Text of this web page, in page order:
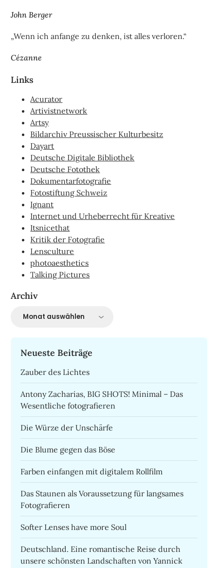
John Berger
„Wenn ich anfange zu denken, ist alles verloren.“
Cézanne
Links
Acurator
Artivistnetwork
Artsy
Bildarchiv Preussischer Kulturbesitz
Dayart
Deutsche Digitale Bibliothek
Deutsche Fotothek
Dokumentarfotografie
Fotostiftung Schweiz
Ignant
Internet und Urheberrecht für Kreative
Itsnicethat
Kritik der Fotografie
Lensculture
photoaesthetics
Talking Pictures
Archiv
Archiv
Neueste Beiträge
Zauber des Lichtes
Antony Zacharias, BIG SHOTS! Minimal – Das
Wesentliche fotografieren
Die Würze der Unschärfe
Die Blume gegen das Böse
Farben einfangen mit digitalem Rollfilm
Das Staunen als Voraussetzung für langsames
Fotografieren
Softer Lenses have more Soul
Deutschland. Eine romantische Reise durch
unsere schönsten Landschaften von Yannick